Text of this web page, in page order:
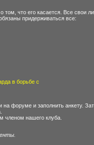
что его касается. Все свои
придерживаться все:
в борьбе с
форуме и заполнить анкету.
членом нашего клуба.